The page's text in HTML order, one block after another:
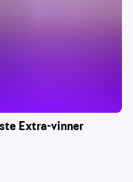
Extra-vinner